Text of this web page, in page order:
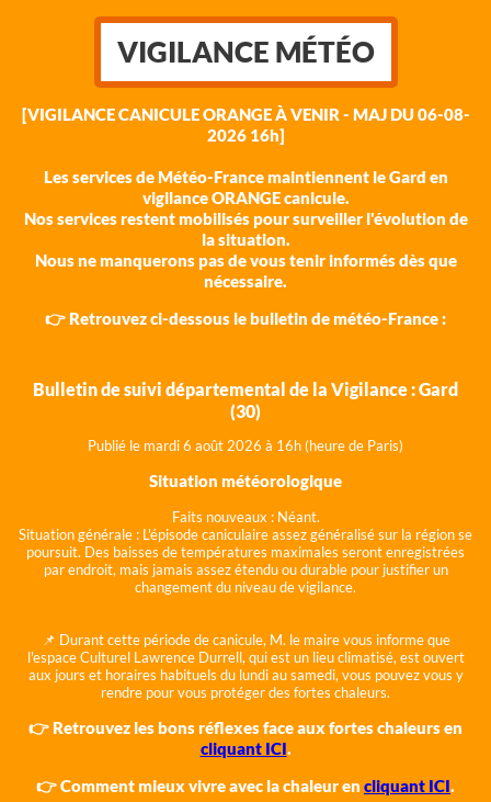
VIGILANCE MÉTÉO
[VIGILANCE CANICULE ORANGE À VENIR - MAJ DU 06-08-
2026 16h]
Les services de Météo-France maintiennent le Gard en
vigilance ORANGE canicule.
Nos services restent mobilisés pour surveiller l'évolution de
la situation.
Nous ne manquerons pas de vous tenir informés dès que
nécessaire.
👉 Retrouvez ci-dessous le bulletin de météo-France :
Bulletin de suivi départemental de la Vigilance : Gard
(30)
Publié le mardi 6 août 2026 à 16h (heure de Paris)
Situation météorologique
Faits nouveaux : Néant.
Situation générale : L'épisode caniculaire assez généralisé sur la région se
poursuit. Des baisses de températures maximales seront enregistrées
par endroit, mais jamais assez étendu ou durable pour justifier un
changement du niveau de vigilance.
📌 Durant cette période de canicule, M. le maire vous informe que
l'espace Culturel Lawrence Durrell, qui est un lieu climatisé, est ouvert
aux jours et horaires habituels du lundi au samedi, vous pouvez vous y
rendre pour vous protéger des fortes chaleurs.
👉 Retrouvez les bons réflexes face aux fortes chaleurs en
cliquant ICI.
👉 Comment mieux vivre avec la chaleur en cliquant ICI.